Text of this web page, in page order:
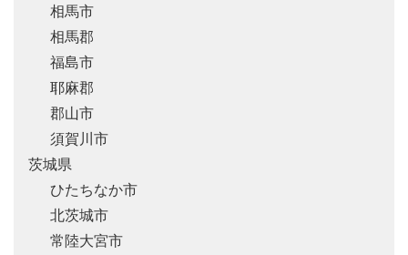
相馬市
相馬郡
福島市
耶麻郡
郡山市
須賀川市
茨城県
ひたちなか市
北茨城市
常陸大宮市